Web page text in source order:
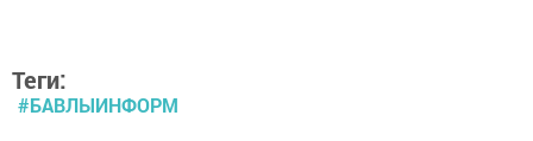
Теги:
#БАВЛЫИНФОРМ